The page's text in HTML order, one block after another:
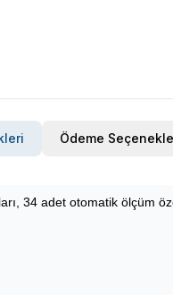
Ödeme
34 adet otomatik ölçüm